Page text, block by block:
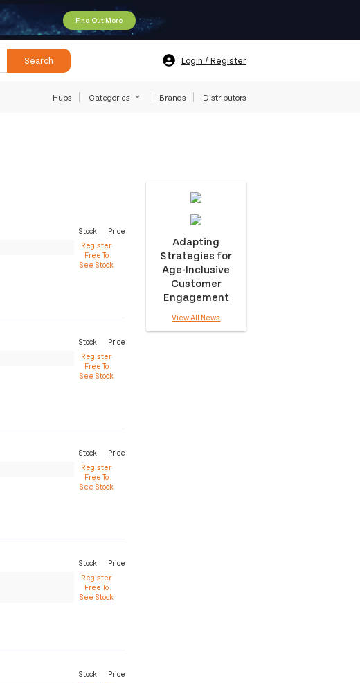
Find Out More
Search Login / Register
Hubs Categories Brands Distributors
Stock
Price
Register
Free To
See Stock
Stock
Price
Register
Free To
See Stock
Stock
Price
Register
Free To
See Stock
Stock Price
Register
Free To
See Stock
Stock
Price
Adapting
Strategies for
Age-Inclusive
Customer
Engagement
View All News